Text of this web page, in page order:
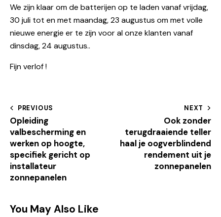
We zijn klaar om de batterijen op te laden vanaf vrijdag,
30 juli tot en met maandag, 23 augustus om met volle
nieuwe energie er te zijn voor al onze klanten vanaf
dinsdag, 24 augustus..
Fijn verlof !
PREVIOUS
Opleiding
valbescherming en
werken op hoogte,
specifiek gericht op
installateur
zonnepanelen
NEXT
Ook zonder
terugdraaiende teller
haal je oogverblindend
rendement uit je
zonnepanelen
You May Also Like